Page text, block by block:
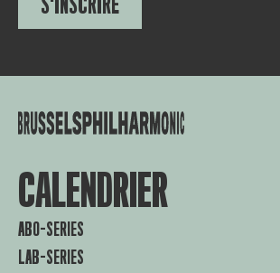
CALENDRIER
ABO-SERIES
LAB-SERIES